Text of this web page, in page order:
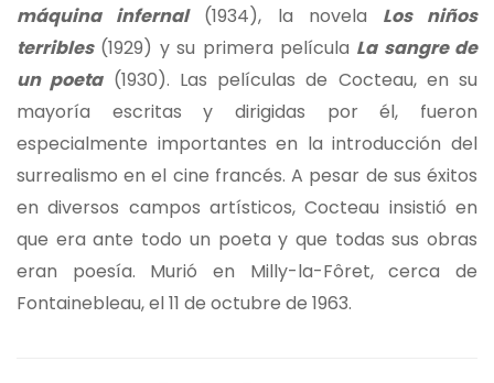
máquina infernal
(1934), la novela Los niños
terribles (1929) y su primera película La sangre de
un poeta(1930). Las películas de Cocteau, en su
mayoría escritas y dirigidas por él, fueron
especialmente importantes en la introducción del
surrealismo en el cine francés. A pesar de sus éxitos
en diversos campos artísticos, Cocteau insistió en
que era ante todo un poeta y que todas sus obras
eran poesía. Murió en Milly-la-Fôret, cerca de
Fontainebleau, el 11 de octubre de 1963.